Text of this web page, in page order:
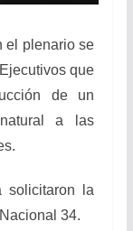
el plenario se
que
de un
a las
solicitaron la
34.